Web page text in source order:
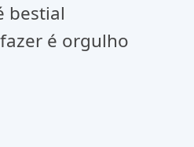
bestial
é orgulho